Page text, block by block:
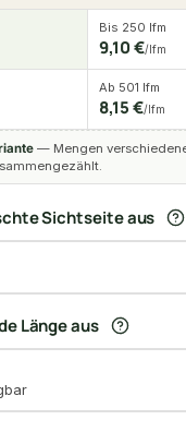
Bis 250 lfm
9,10 €/lfm
Ab 501 lfm
8,15 €/lfm
— Mengen
Sichtseite aus
Länge aus